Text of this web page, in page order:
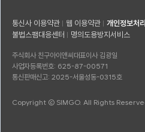
통신사 이용약관 웹 이용약관 개인정보처
불법스팸대응센터
명의도용방지서비스
주식회사 친구아이앤씨 대표이사 김광일
사업자등록번호: 625-87-00571
통신판매신고: 2025-서울성동-0315호
Copyright © SIMGO. All Rights